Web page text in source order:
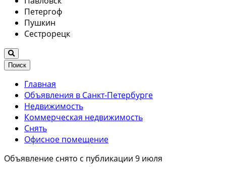
Петергоф
Пушкин
Сестрорецк
Поиск
Главная
Объявления в Санкт-Петербурге
Недвижимость
Коммерческая недвижимость
Снять
Офисное помещение
Объявление снято с публикации 9 июля